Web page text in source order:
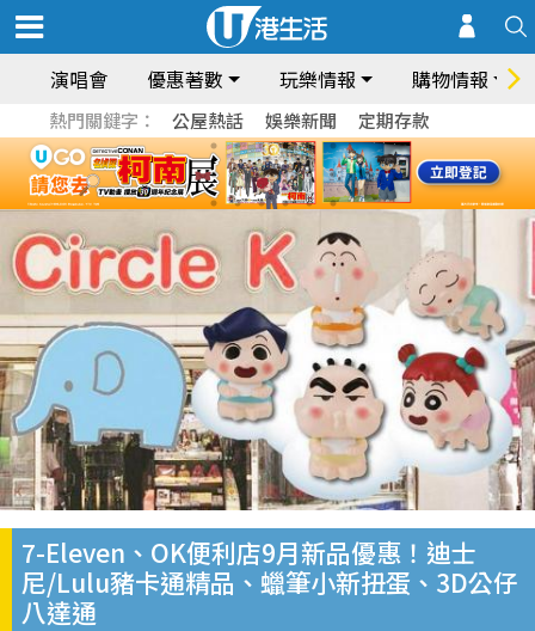
演唱會 優惠著數 玩樂情報 購物情報
熱門關鍵字： 公屋熱話 娛樂新聞 定期存款
7-Eleven、OK便利店9月新品優惠！迪士
尼/Lulu豬卡通精品、蠟筆小新扭蛋、3D公仔
八達通